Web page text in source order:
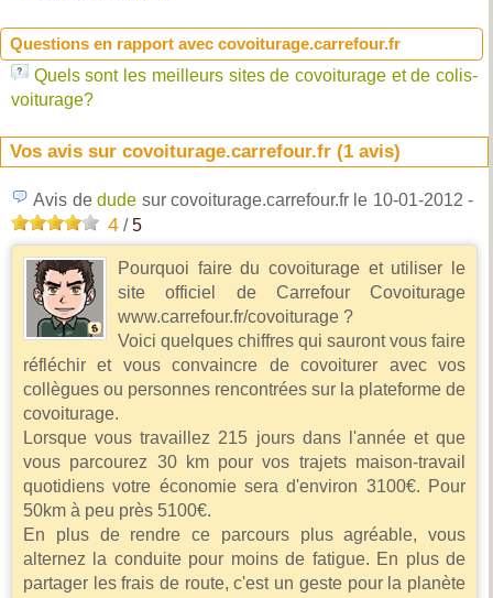
Questions en rapport avec covoiturage.carrefour.fr
Quels sont les meilleurs sites de covoiturage et de colis-
voiturage?
Vos avis sur covoiturage.carrefour.fr (1 avis)
Avis dedude sur covoiturage.carrefour.frle 10-01-2012 -
4 /5
Pourquoi faire du covoiturage et utiliser le
site officiel de Carrefour Covoiturage
www.carrefour.fr/covoiturage ?
Voici quelques chiffres qui sauront vous faire
réfléchir et vous convaincre de covoiturer avec vos
collègues ou personnes rencontrées sur la plateforme de
covoiturage.
Lorsque vous travaillez 215 jours dans l'année et que
vous parcourez 30 km pour vos trajets maison-travail
quotidiens votre économie sera d'environ 3100€. Pour
50km à peu près 5100€.
En plus de rendre ce parcours plus agréable, vous
alternez la conduite pour moins de fatigue. En plus de
partager les frais de route, c'est un geste pour la planète